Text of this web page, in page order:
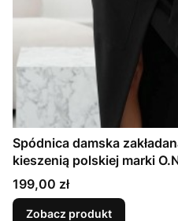
Spódnica damska
kieszenią polskiej marki
Cena
199,00 zł
Zobacz produkt